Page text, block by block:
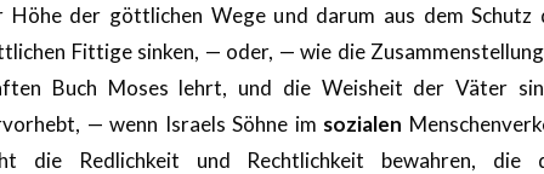
Höhe der göttlichen Wege und darum aus dem Schutz
Fittige sinken, — oder, — wie die
Buch Moses lehrt, und die Weisheit der Väter
— wenn Israels Söhne im sozialen
die Redlichkeit und Rechtlichkeit bewahren, die